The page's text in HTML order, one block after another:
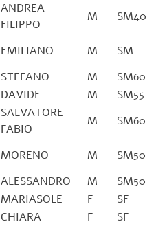
ANDREA
FILIPPO
M SM40
EMILIANO M
SM
STEFANO M
SM60
DAVIDE M
SM55
SALVATORE
FABIO
M SM60
MORENO M
SM50
ALESSANDRO M
SM50
MARIASOLE F
SF
CHIARA F
SF